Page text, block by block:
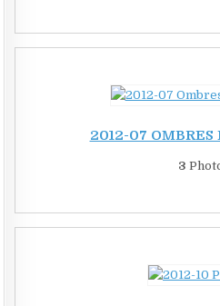
2012-07 OMBRES
3